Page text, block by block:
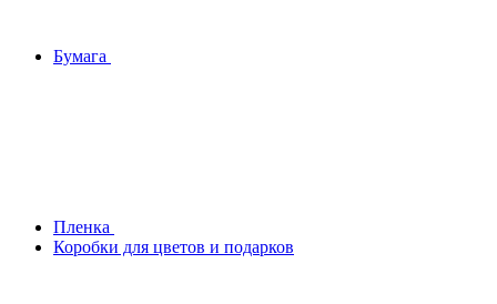
Бумага
Плeнка
Коробки для цветов и подарков